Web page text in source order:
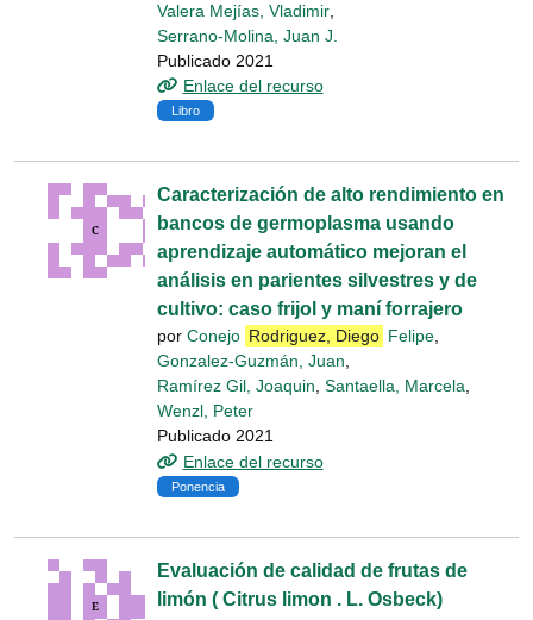
Valera Mejías, Vladimir
Serrano-Molina, Juan J.
Publicado 2021
Enlace del recurso
Libro
Caracterización de alto rendimiento en
bancos de germoplasma usando
aprendizaje automático mejoran el
análisis en parientes silvestres y de
cultivo: caso frijol y maní forrajero
por Conejo Rodriguez, Diego Felipe,
Gonzalez-Guzmán, Juan,
Ramírez Gil, Joaquin, Santaella, Marcela,
Wenzl, Peter
Publicado 2021
Enlace del recurso
Ponencia
Evaluación de calidad de frutas de
limón ( Citrus limon . L. Osbeck)